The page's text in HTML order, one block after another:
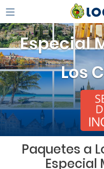
Especial
Los
Paquetes a
Especial